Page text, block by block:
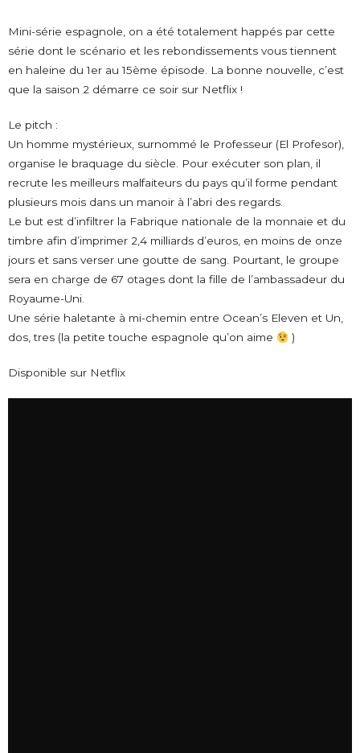
Mini-série espagnole, on a été totalement happés par cette
série dont le scénario et les rebondissements vous tiennent
en haleine du 1er au 15ème épisode. La bonne nouvelle, c’est
que la saison 2 démarre ce soir sur Netflix !
Le pitch :
Un homme mystérieux, surnommé le Professeur (El Profesor),
organise le braquage du siècle. Pour exécuter son plan, il
recrute les meilleurs malfaiteurs du pays qu’il forme pendant
plusieurs mois dans un manoir à l’abri des regards.
Le but est d’infiltrer la Fabrique nationale de la monnaie et du
timbre afin d’imprimer 2,4 milliards d’euros, en moins de onze
jours et sans verser une goutte de sang. Pourtant, le groupe
sera en charge de 67 otages dont la fille de l’ambassadeur du
Royaume-Uni.
Une série haletante à mi-chemin entre Ocean’s Eleven et Un,
dos, tres (la petite touche espagnole qu’on aime
)
Disponible sur Netflix